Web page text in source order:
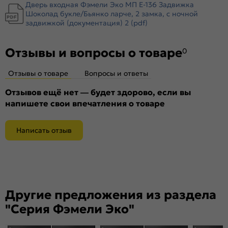
Крепление:
Анкерные болты
Петли:
Нижний замок:
Border ЗВ 4-3/85Г
Класс шумоизоляции:
Цилиндр:
цилиндровый механизм 45х35(В) ЦАМ
Накладка цилиндровая
декоративная накладка БОН (хром)
Накладка цилиндровая
внутренняя:
Ручка:
0883
Ночная задвижка:
Дверь входная Фэмели Эко МП E-136 Задвижка
Шоколад букле/Бьянко ларче, 2 замка, с ночной
задвижкой (документация) 2 (pdf)
Отзывы и вопросы о товаре0
Отзывы о товаре Вопросы и ответы
Отзывов ещё нет — будет здорово, если вы
напишете свои впечатления о товаре
Написать отзыв
Другие предложения из раздела
"Серия Фэмели Эко"